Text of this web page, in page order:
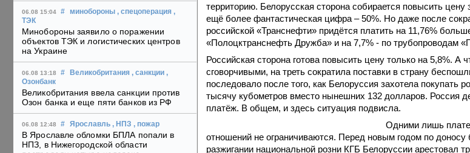
06.08 15:04 # минобороны , спецоперация ,
ТЭК
Минобороны заявило о поражении
объектов ТЭК и логистических центров
на Украине
06.08 13:18 # Великобритания , санкции ,
Озонбанк
Великобритания ввела санкции против
Озон банка и еще пяти банков из РФ
06.08 12:48 # Ярославль , НПЗ , пожар
В Ярославле обломки БПЛА попали в
НПЗ, в Нижегородской области
территорию. Белорусская сторона собирается повысить
ещё более фантастическая цифра – 50%. Но даже после
российской «Транснефти» придётся платить на 11,76%
«Полоцктранснефть Дружба» и на 7,7% - по трубопроводам
Российская сторона готова повысить цену только на 5,8%. А
сговорчивыми, на треть сократила поставки в страну
последовало после того, как Белоруссия захотела покупать
тысячу кубометров вместо нынешних 132 долларов. Россия
платёж. В общем, и здесь ситуация подвисла.
Одними лишь
отношений не ограничиваются. Перед новым годом по доносу
разжигании национальной розни КГБ Белоруссии арестовал